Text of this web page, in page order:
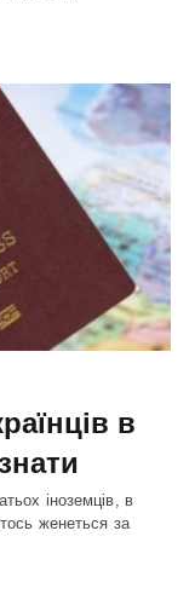
в
іноземців, в
женеться за